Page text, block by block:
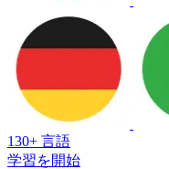
130+ 言語
学習を開始